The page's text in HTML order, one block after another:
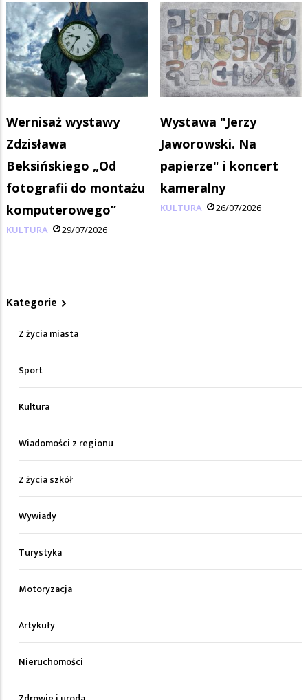
Wernisaż wystawy
Zdzisława
Beksińskiego „Od
fotografii do montażu
komputerowego”
KULTURA 29/07/2026
Wystawa "Jerzy
Jaworowski. Na
papierze" i koncert
kameralny
KULTURA 26/07/2026
Kategorie
Z życia miasta
Sport
Kultura
Wiadomości z regionu
Z życia szkół
Wywiady
Turystyka
Motoryzacja
Artykuły
Nieruchomości